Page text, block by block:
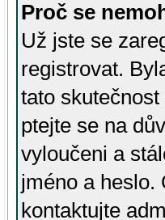
Proč se
Už jste se
registrovat.
tato
ptejte se na
vyloučeni a
jméno a heslo.
kontaktujte